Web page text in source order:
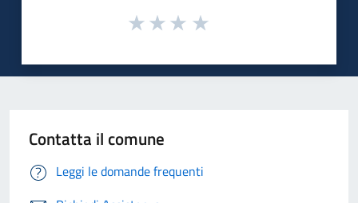
Contatta il comune
Leggi le domande frequenti